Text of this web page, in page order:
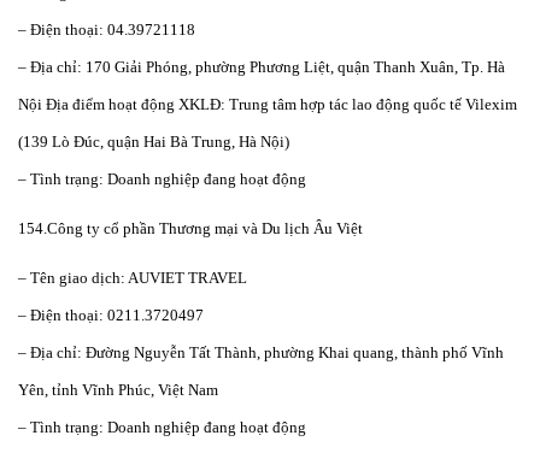
– Điện thoại: 04.39721118
– Địa chỉ: 170 Giải Phóng, phường Phương Liệt, quận Thanh Xuân, Tp. Hà
Nội Địa điểm hoạt động XKLĐ: Trung tâm hợp tác lao động quốc tế Vilexim
(139 Lò Đúc, quận Hai Bà Trung, Hà Nội)
– Tình trạng: Doanh nghiệp đang hoạt động
154.Công ty cổ phần Thương mại và Du lịch Âu Việt
– Tên giao dịch: AUVIET TRAVEL
– Điện thoại: 0211.3720497
– Địa chỉ: Đường Nguyễn Tất Thành, phường Khai quang, thành phố Vĩnh
Yên, tỉnh Vĩnh Phúc, Việt Nam
– Tình trạng: Doanh nghiệp đang hoạt động